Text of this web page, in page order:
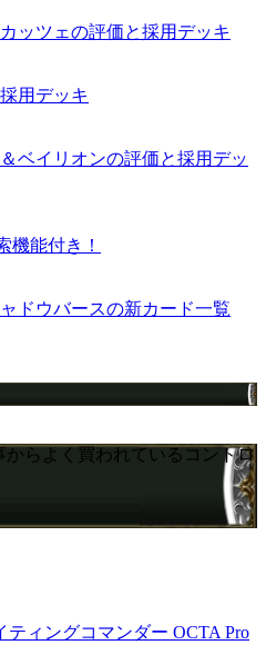
ッツェの評価と採用デッキ
用デッキ
ベイリオンの評価と採用デッ
機能付き！
ドウバースの新カード一覧
からよく買われているコントロ
ィングコマンダー OCTA Pro